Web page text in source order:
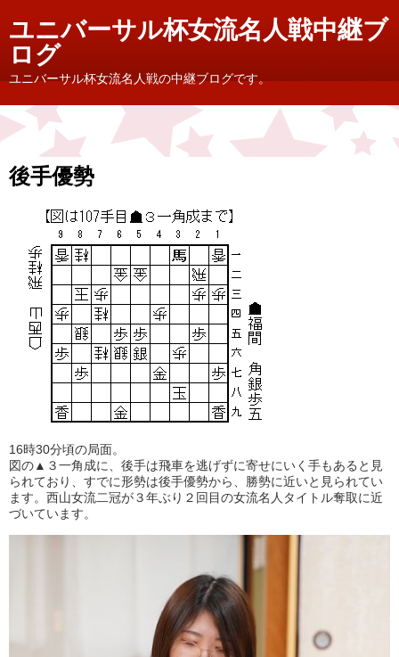
ユニバーサル杯女流名人戦中継ブ
ログ
ユニバーサル杯女流名人戦の中継ブログです。
後手優勢
16時30分頃の局面。
図の▲３一角成に、後手は飛車を逃げずに寄せにいく手もあると見
られており、すでに形勢は後手優勢から、勝勢に近いと見られてい
ます。西山女流二冠が３年ぶり２回目の女流名人タイトル奪取に近
づいています。